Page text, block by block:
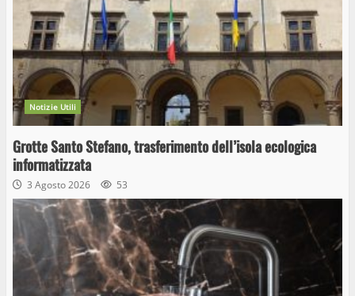
Notizie Utili
Grotte Santo Stefano, trasferimento dell’isola ecologica
informatizzata
3 Agosto 2026 53